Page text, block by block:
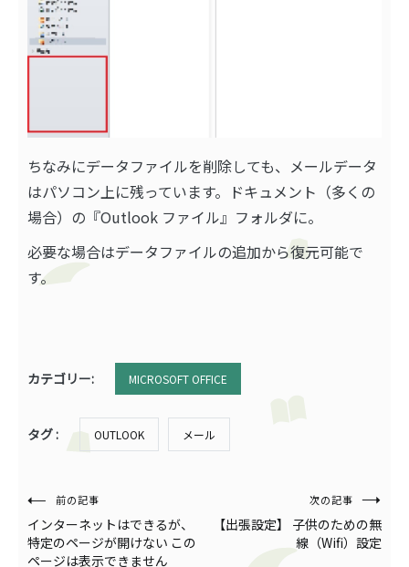
ちなみにデータファイルを削除しても、メールデータ
はパソコン上に残っています。ドキュメント（多くの
場合）の『Outlook ファイル』フォルダに。
必要な場合はデータファイルの追加から復元可能で
す。
カテゴリー: MICROSOFT OFFICE
タグ : OUTLOOK メール
投
稿
前の記事
インターネットはできるが、
特定のページが開けない この
ページは表示できません
次の記事
【出張設定】 子供のための無
線（Wifi）設定